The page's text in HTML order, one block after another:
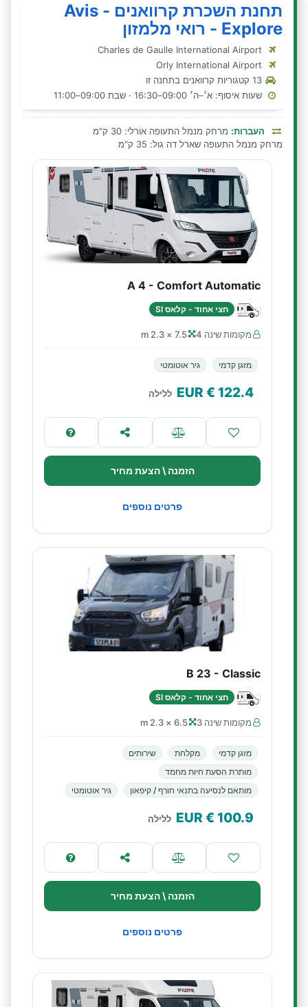
תחנת השכרת קרוואנים - Avis
Explore - רואי מלמזון
שעות איסוף: א׳–ה׳ 09:00–16:30 · שבת 09:00–11:00
העברות: מרחק מנמל התעופה אורלי: 30 ק"מ
מרחק מנמל התעופה שארל דה גול: 35 ק"מ
A 4 - Comfort Automatic
חצי אחוד - קלאס SI
מקומות שינה 4 7.5 × 2.3 m
מזגן קדמי גיר אוטומטי
122.4
€ EUR ללילה
הזמנה \ הצעת מחיר
פרטים נוספים
B 23 - Classic
חצי אחוד - קלאס SI
מקומות שינה 3 6.5 × 2.3 m
מזגן קדמי מקלחת
שירותים
מותרת הסעת חיות מחמד
מותאם לנסיעה בתנאי חורף / קיפאון
גיר אוטומטי
100.9
€ EUR ללילה
הזמנה \ הצעת מחיר
פרטים נוספים